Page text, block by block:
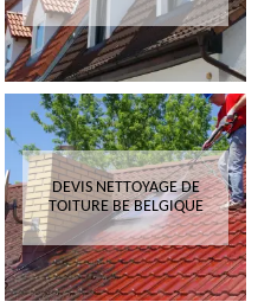
DEVIS NETTOYAGE DE
TOITURE BE BELGIQUE